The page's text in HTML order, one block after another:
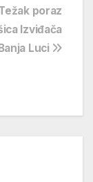
poraz
Izviđača
Luci